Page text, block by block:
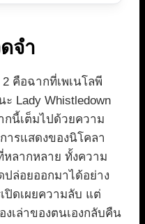
จำ
คือฉากที่เพเนโลพี
Lady Whistledown
นี้เต็มไปด้วยความ
ารแสดงของนิโคลา
ลากหลาย ทั้งความ
ล่อยออกมาได้อย่าง
ดเผยความลับ แต่
งเล่าของตนเองกลับคืน